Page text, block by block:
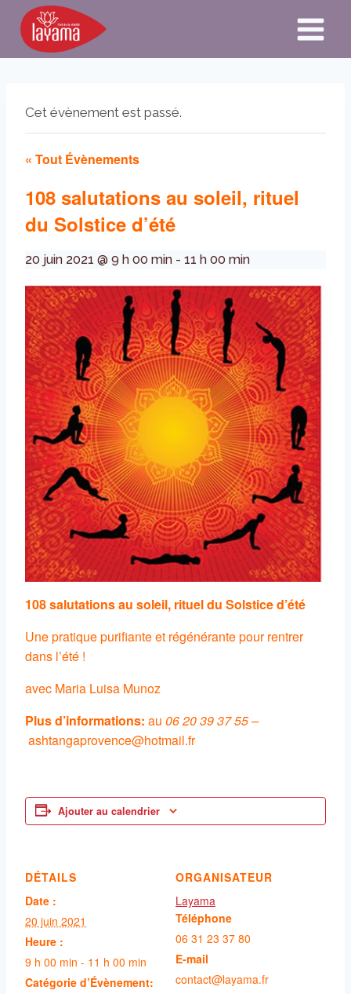
Aller
contenu
Cet évènement est passé.
« Tout Évènements
108 salutations au soleil, rituel
du Solstice d’été
20 juin 2021 @ 9 h 00 min - 11 h 00 min
108 salutations au soleil, rituel du Solstice d’été
Une pratique purifiante et régénérante pour rentrer
dans l’été !
avec Maria Luisa Munoz
Plus d’informations: au 06 20 39 37 55 –
ashtangaprovence@hotmail.fr
Ajouter au calendrier
DÉTAILS
Date :
20 juin 2021
Heure :
9 h 00 min - 11 h 00 min
Catégorie d’Évènement:
ORGANISATEUR
Layama
Téléphone
06 31 23 37 80
E-mail
contact@layama.fr